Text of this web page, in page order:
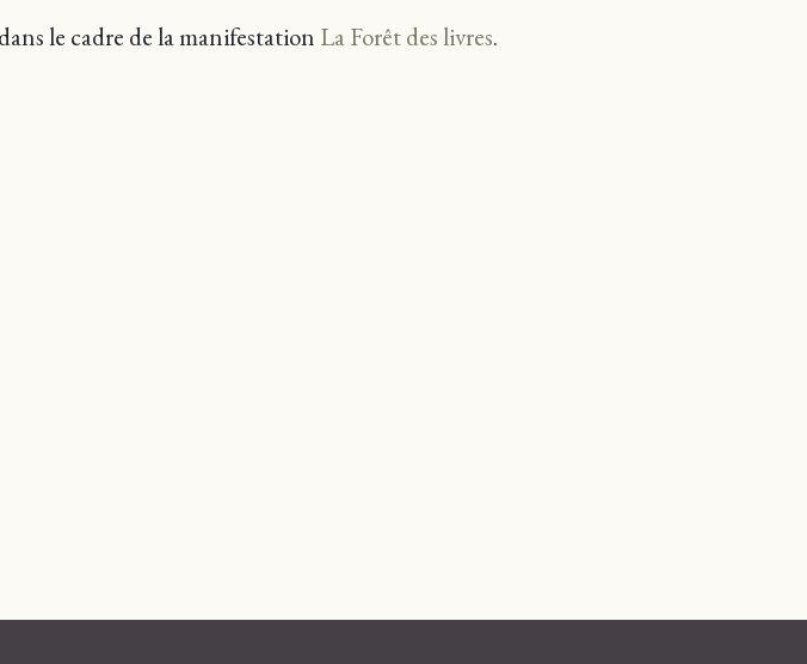
dans le cadre de la manifestation La Forêt des livres.